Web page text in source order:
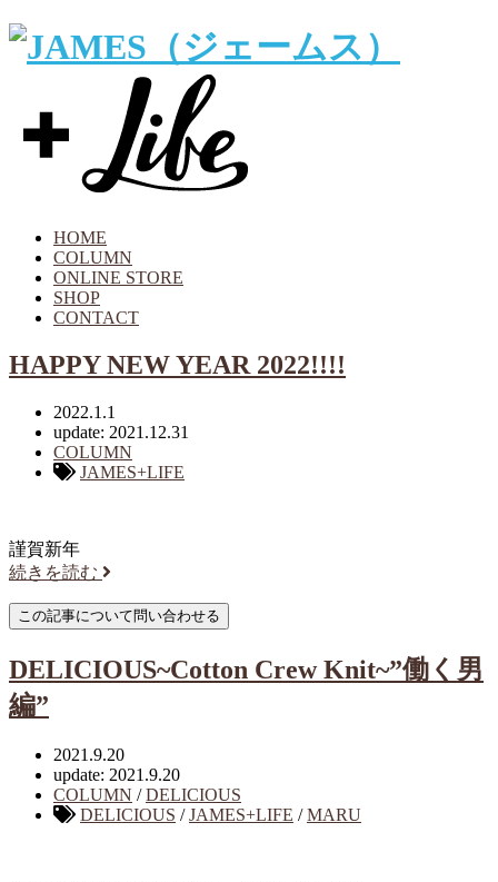
HOME
COLUMN
ONLINE STORE
SHOP
CONTACT
HAPPY NEW YEAR 2022!!!!
2022.1.1
update: 2021.12.31
COLUMN
JAMES+LIFE
謹賀新年
続きを読む
DELICIOUS~Cotton Crew Knit~”働く男
編”
2021.9.20
update: 2021.9.20
COLUMN /DELICIOUS
DELICIOUS /JAMES+LIFE /MARU